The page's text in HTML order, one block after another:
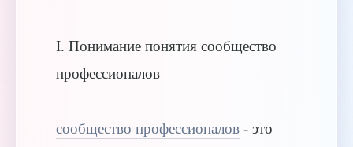
I. Понимание понятия сообщество
профессионалов
сообщество профессионалов - это